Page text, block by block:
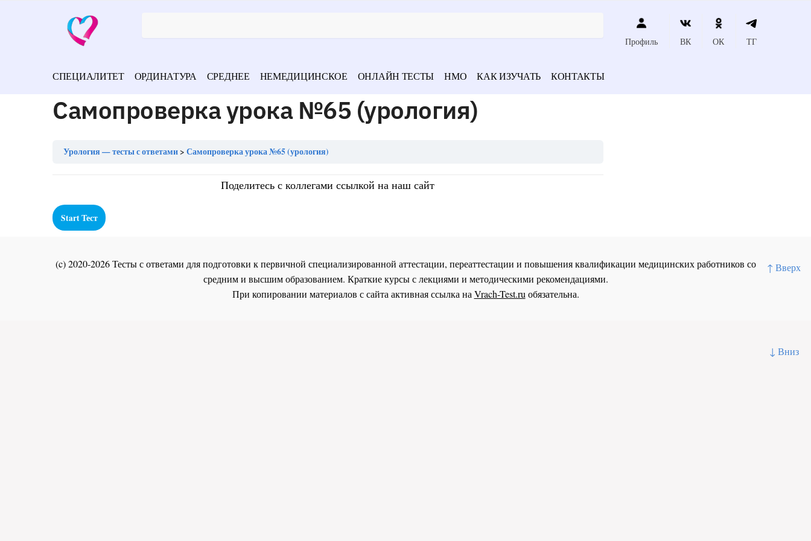
↑ Вверх
↓ Вниз
Профиль ВК ОК ТГ
СПЕЦИАЛИТЕТ ОРДИНАТУРА СРЕДНЕЕ НЕМЕДИЦИНСКОЕ ОНЛАЙН ТЕСТЫ НМО КАК ИЗУЧАТЬ КОНТАКТЫ
Самопроверка урока №65 (урология)
Урология — тесты с ответами Самопроверка урока №65 (урология)
Поделитесь с коллегами ссылкой на наш сайт
(c) 2020-2026 Тесты с ответами для подготовки к первичной специализированной аттестации, переаттестации и повышения квалификации медицинских работников со
средним и высшим образованием. Краткие курсы с лекциями и методическими рекомендациями.
При копировании материалов с сайта активная ссылка на Vrach-Test.ru обязательна.